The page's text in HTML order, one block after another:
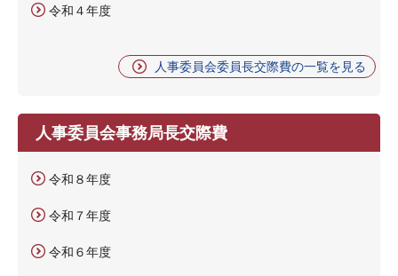
令和４年度
人事委員会委員長交際費の一覧を見る
人事委員会事務局長交際費
令和８年度
令和７年度
令和６年度